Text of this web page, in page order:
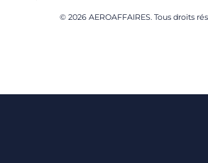
© 2026 AEROAFFAIRES. Tous droits